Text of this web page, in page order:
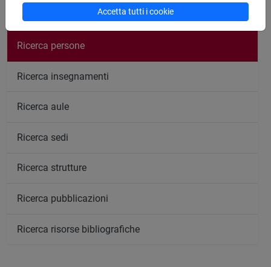
Ricerca persone
Ricerca insegnamenti
Ricerca aule
Ricerca sedi
Ricerca strutture
Ricerca pubblicazioni
Ricerca risorse bibliografiche
Accetta tutti i cookie